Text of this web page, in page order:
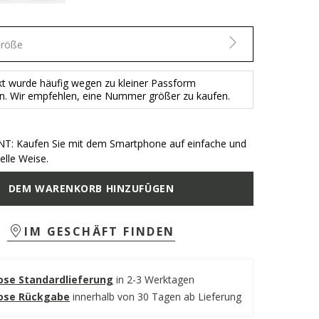
wurde häufig wegen zu kleiner Passform
Wir empfehlen, eine Nummer größer zu kaufen.
Kaufen Sie mit dem Smartphone auf einfache und
Weise.
DEM WARENKORB HINZUFÜGEN
IM GESCHÄFT FINDEN
Standardlieferung in 2-3 Werktagen
Rückgabe innerhalb von 30 Tagen ab Lieferung